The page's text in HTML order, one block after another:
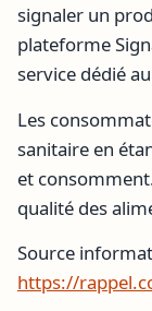
signaler un
plateforme
service dédié
Les
sanitaire en
et
qualité des
Source
https://